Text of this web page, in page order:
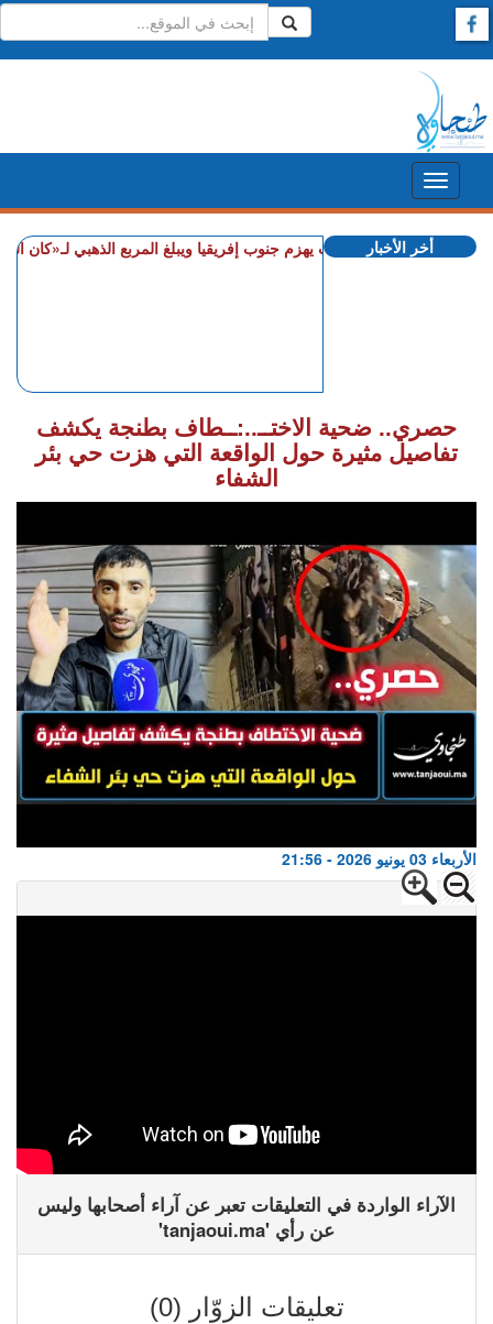
+ المغرب يهزم جنوب إفريقيا ويبلغ المربع الذهبي لـ«كان السيدات»
أخر الأخبار
حصري.. ضحية الاختــ..:ــطاف بطنجة يكشف
تفاصيل مثيرة حول الواقعة التي هزت حي بئر
الشفاء
الأربعاء 03 يونيو 2026 - 21:56
الآراء الواردة في التعليقات تعبر عن آراء أصحابها وليس
عن رأي 'tanjaoui.ma'
تعليقات الزوّار (0)